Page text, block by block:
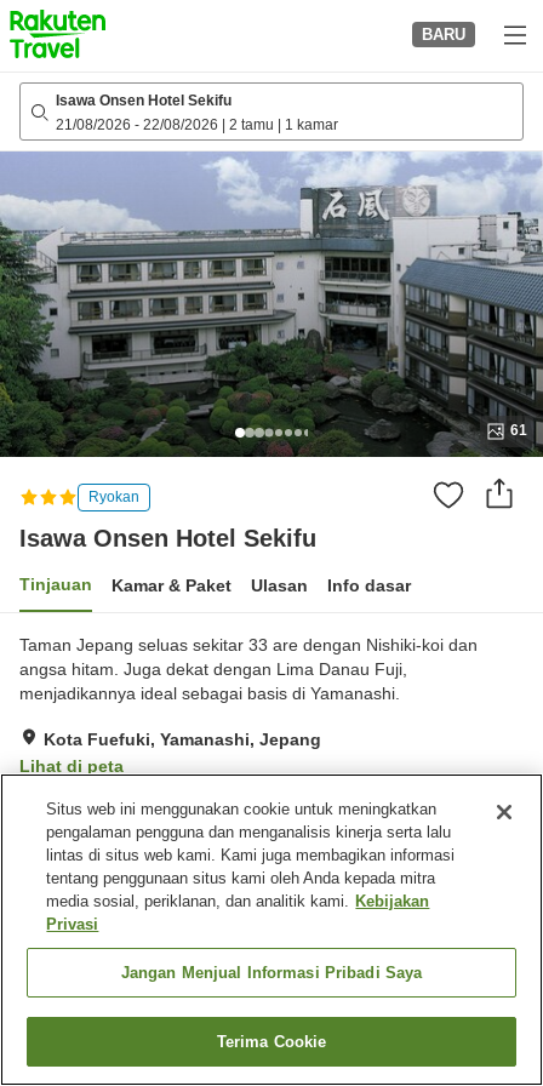
to
top
page
BARU
Isawa Onsen Hotel Sekifu
21/08/2026 - 22/08/2026 2 tamu 1 kamar
61
Ryokan
Isawa Onsen Hotel Sekifu
Tinjauan Kamar & Paket Ulasan Info dasar
Taman Jepang seluas sekitar 33 are dengan Nishiki-koi dan
angsa hitam. Juga dekat dengan Lima Danau Fuji,
menjadikannya ideal sebagai basis di Yamanashi.
Kota Fuefuki, Yamanashi, Jepang
Lihat di peta
Sangat baik Ulasan: 463
Fasilitas properti
Tempat parkir
Spa / Salon kecantikan
Lounge
Beranda Jepang Yamanashi
Kota Fuefuki
Isawa Onsen Hotel Sekifu
Cari kamar
Situs web ini menggunakan cookie untuk meningkatkan
pengalaman pengguna dan menganalisis kinerja serta lalu
lintas di situs web kami. Kami juga membagikan informasi
tentang penggunaan situs kami oleh Anda kepada mitra
media sosial, periklanan, dan analitik kami. Kebijakan
Privasi
Jangan Menjual Informasi Pribadi Saya
Terima Cookie